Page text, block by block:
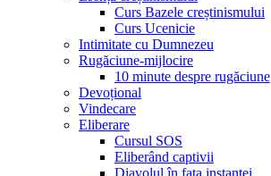
Curs Bazele creștinismului
Curs Ucenicie
Intimitate cu Dumnezeu
Rugăciune-mijlocire
10 minute despre rugăciune
Devoțional
Vindecare
Eliberare
Cursul SOS
Eliberând captivii
Diavolul în fața instanței